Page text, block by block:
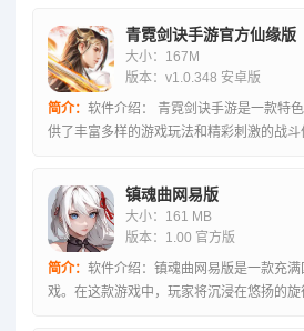
青霓剑诀手游官方仙缘版
大小：167M
版本：v1.0.348 安卓版
简介： 软件介绍： 青霓剑诀手游是一款特
供了丰富多样的游戏玩法和精彩刺激的战斗
镇魂曲网易版
大小：161 MB
版本：1.00 官方版
简介： 软件介绍：镇魂曲网易版是一款充
戏。在这款游戏中，玩家将沉浸在悠扬的旋